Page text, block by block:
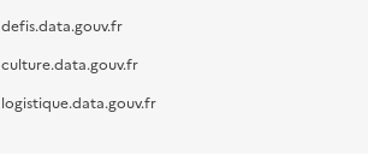
defis.data.gouv.fr
culture.data.gouv.fr
logistique.data.gouv.fr